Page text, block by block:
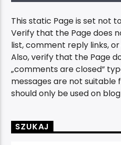
This static Page is set not
Verify that the Page does
list, comment reply links,
Also, verify that the Page
„comments are closed”
messages are not suitable
should only be used on
SZUKAJ